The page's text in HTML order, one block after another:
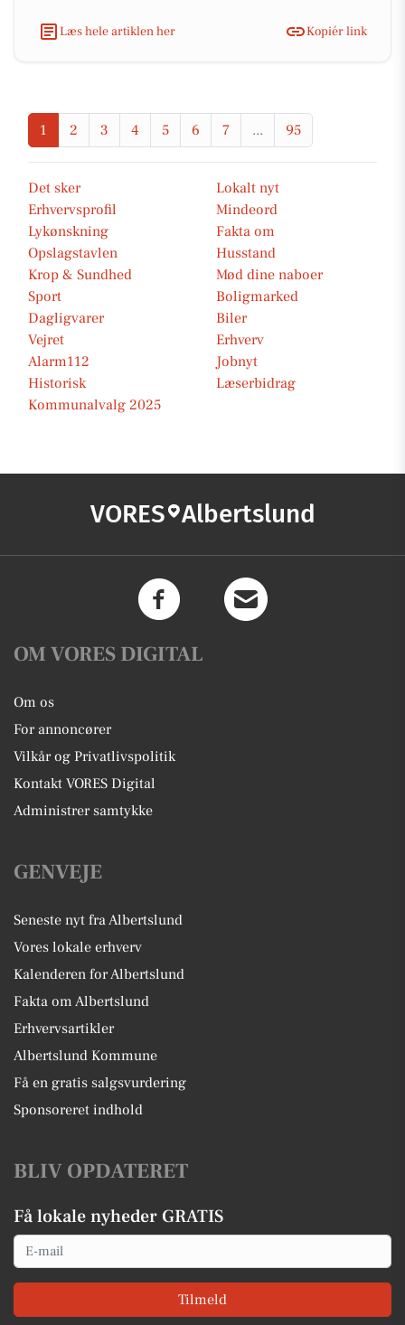
Læs hele artiklen her Kopiér link
1 2 3 4 5 6 7 ... 95
Det sker
Lokalt nyt
Erhvervsprofil
Mindeord
Lykønskning
Fakta om
Opslagstavlen
Husstand
Krop & Sundhed
Mød dine naboer
Sport
Boligmarked
Dagligvarer
Biler
Vejret
Erhverv
Alarm112
Jobnyt
Historisk
Læserbidrag
Kommunalvalg 2025
VORES Albertslund
OM VORES DIGITAL
Om os
For annoncører
Vilkår og Privatlivspolitik
Kontakt VORES Digital
Administrer samtykke
GENVEJE
Seneste nyt fra Albertslund
Vores lokale erhverv
Kalenderen for Albertslund
Fakta om Albertslund
Erhvervsartikler
Albertslund Kommune
Få en gratis salgsvurdering
Sponsoreret indhold
BLIV OPDATERET
Få lokale nyheder GRATIS
Email
Tilmeld